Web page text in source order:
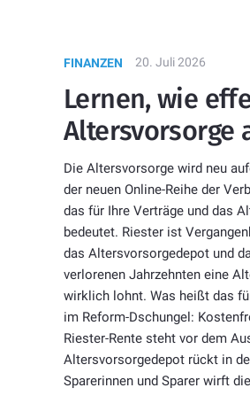
FINANZEN 20. Juli 2026
Lernen, wie
Altersvorsorge
Die Altersvorsorge wird neu
der neuen Online-Reihe der
das für Ihre Verträge und das
bedeutet. Riester ist
das Altersvorsorgedepot und
verlorenen Jahrzehnten eine
wirklich lohnt. Was heißt das
im Reform-Dschungel:
Riester-Rente steht vor dem
Altersvorsorgedepot rückt in
Sparerinnen und Sparer wirft